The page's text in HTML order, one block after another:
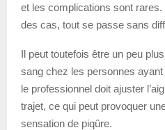
et les complications sont
des cas, tout se passe sans
Il peut toutefois être un peu
sang chez les personnes
le professionnel doit ajuster
trajet, ce qui peut provoquer
sensation de piqûre.